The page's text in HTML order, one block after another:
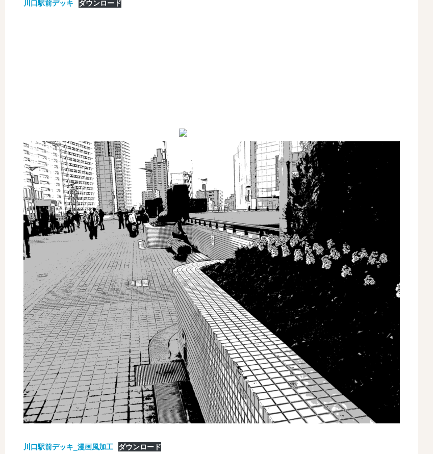
川口駅前デッキ ダウンロード
川口駅前デッキ_漫画風加工 ダウンロード